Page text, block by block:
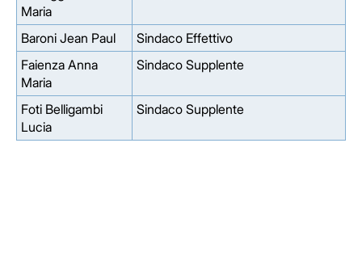
Maria
Baroni Jean Paul
Sindaco Effettivo
Faienza Anna
Maria
Sindaco Supplente
Foti Belligambi
Lucia
Sindaco Supplente